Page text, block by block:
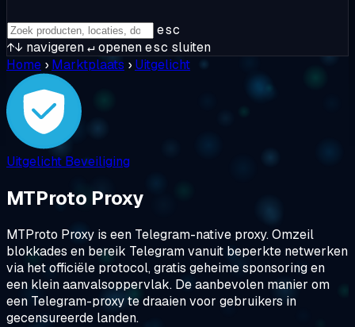
esc
↑↓ navigeren↵openenesc sluiten
Home › Marktplaats › Uitgelicht
Uitgelicht Beveiliging
MTProto Proxy
MTProto Proxy is een Telegram-native proxy. Omzeil
blokkades en bereik Telegram vanuit beperkte netwerken
via het officiële protocol, gratis geheime sponsoring en
een klein aanvalsoppervlak. De aanbevolen manier om
een Telegram-proxy te draaien voor gebruikers in
gecensureerde landen.